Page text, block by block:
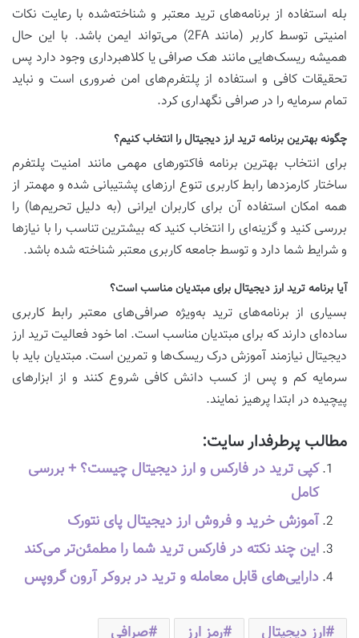
بله استفاده از برنامه‌های ترید معتبر و شناخته‌شده با رعایت نکات
امنیتی توسط کاربر (مانند 2FA) می‌تواند ایمن باشد. با این حال
همیشه ریسک‌هایی مانند هک صرافی یا کلاهبرداری وجود دارد پس
تحقیقات کافی و استفاده از پلتفرم‌های امن ضروری است و نباید
تمام سرمایه را در صرافی نگهداری کرد.
چگونه بهترین برنامه ترید ارز دیجیتال را انتخاب کنیم؟
برای انتخاب بهترین برنامه فاکتورهای مهمی مانند امنیت پلتفرم
ساختار کارمزدها رابط کاربری تنوع ارزهای پشتیبانی شده و مهمتر از
همه امکان استفاده آن برای کاربران ایرانی (به دلیل تحریم‌ها) را
بررسی کنید و گزینه‌ای را انتخاب کنید که بیشترین تناسب را با نیازها
و شرایط شما دارد و توسط جامعه کاربری معتبر شناخته شده باشد.
آیا برنامه ترید ارز دیجیتال برای مبتدیان مناسب است؟
بسیاری از برنامه‌های ترید به‌ویژه صرافی‌های معتبر رابط کاربری
ساده‌ای دارند که برای مبتدیان مناسب است. اما خود فعالیت ترید ارز
دیجیتال نیازمند آموزش درک ریسک‌ها و تمرین است. مبتدیان باید با
سرمایه کم و پس از کسب دانش کافی شروع کنند و از ابزارهای
پیچیده در ابتدا پرهیز نمایند.
مطالب پرطرفدار سایت:
کپی ترید در فارکس و ارز دیجیتال چیست؟ + بررسی
کامل
آموزش خرید و فروش ارز دیجیتال پای نتورک
این چند نکته در فارکس ترید شما را مطمئن‌تر می‌کند
دارایی‌های قابل معامله و ترید در بروکر آرون گروپس
ارز دیجیتال رمز ارز صرافی